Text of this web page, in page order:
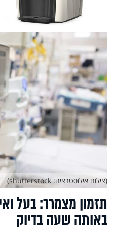
תזמון מצמרר: בעל
באותה שעה בדיוק
(צילום אילוסטרציה: shutterstock)